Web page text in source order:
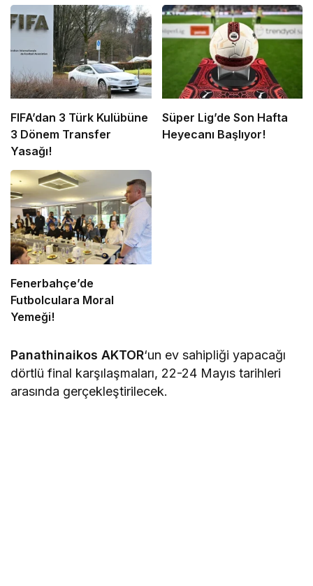
FIFA’dan 3 Türk Kulübüne
3 Dönem Transfer
Yasağı!
Süper Lig’de Son Hafta
Heyecanı Başlıyor!
Fenerbahçe’de
Futbolculara Moral
Yemeği!
Panathinaikos AKTOR‘un ev sahipliği yapacağı
dörtlü final karşılaşmaları, 22-24 Mayıs tarihleri
arasında gerçekleştirilecek.